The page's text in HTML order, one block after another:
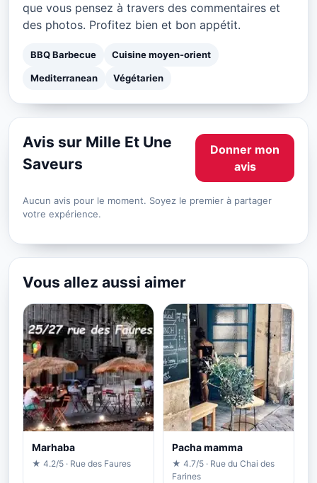
que vous pensez à travers des commentaires et
des photos. Profitez bien et bon appétit.
BBQ Barbecue Cuisine moyen-orient
Mediterranean Végétarien
Avis sur Mille Et Une
Saveurs
Donner mon
avis
Aucun avis pour le moment. Soyez le premier à partager
votre expérience.
Vous allez aussi aimer
Marhaba
★ 4.2/5 · Rue des Faures
Pacha mamma
★ 4.7/5 · Rue du Chai des
Farines